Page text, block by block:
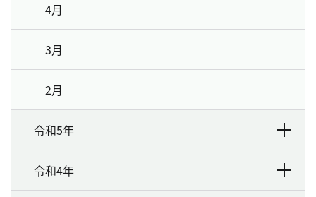
4月
3月
2月
令和5年
令和4年